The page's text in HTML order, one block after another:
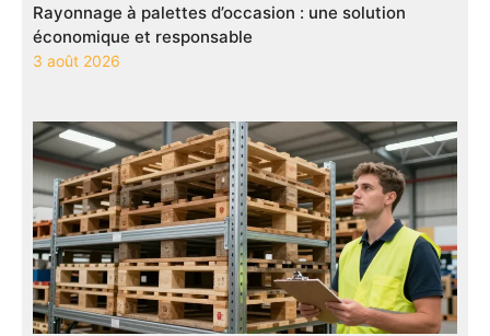
Rayonnage à palettes d’occasion : une solution
économique et responsable
3 août 2026